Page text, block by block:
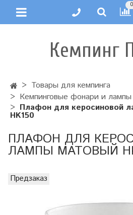
0
Кемпинг
Товары для кемпинга
Кемпинговые фонари и лампы
Плафон для керосиновой
HK150
ПЛАФОН ДЛЯ
ЛАМПЫ МАТОВЫЙ
Предзаказ